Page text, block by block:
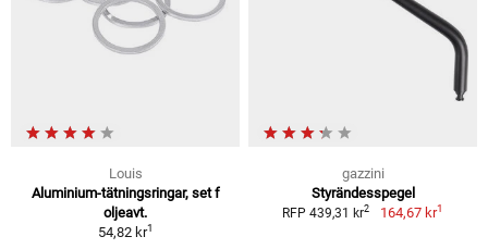
Louis
Aluminium-tätningsringar, set f
oljeavt.
54,82 kr1
gazzini
Styrändesspegel
RFP 439,31 kr2 164,67 kr1